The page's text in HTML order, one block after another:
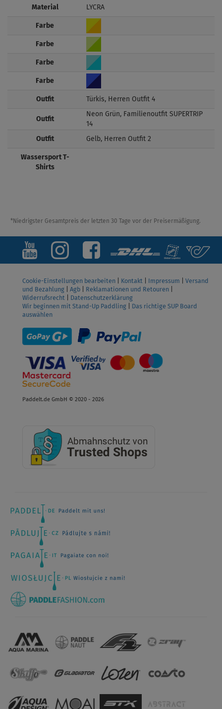
Material LYCRA
Farbe
Farbe
Farbe
Farbe
Outfit Türkis, Herren Outfit 4
Outfit
Neon Grün, Familienoutfit SUPERTRIP
14
Outfit Gelb, Herren Outfit 2
Wassersport T-
Shirts
*Niedrigster Gesamtpreis der letzten 30 Tage vor der Preisermäßigung.
Cookie-Einstellungen bearbeiten Kontakt Impressum
Versand
und Bezahlung
Agb Reklamationen und Retouren
Widerrufsrecht
Datenschutzerklärung
Wir beginnen mit Stand-Up Paddling
Das richtige SUP Board
auswählen
Paddelt.de GmbH © 2020 - 2026